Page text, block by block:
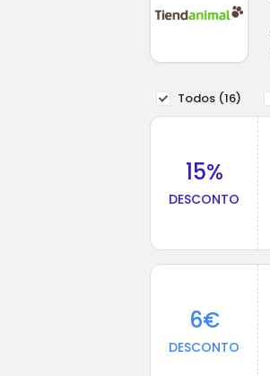
Todos (16)
15%
DESCONTO
6€
DESCONTO